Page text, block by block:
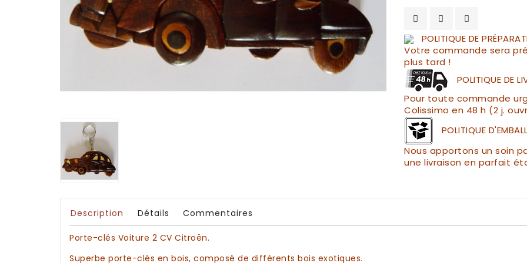
POLITIQUE DE
Votre commande sera
plus tard !
POLITIQUE DE
Pour toute commande
Colissimo en 48 h (2 j.
POLITIQUE
Nous apportons un soin
une livraison en parfait
Description Détails Commentaires
Porte-clés Voiture 2 CV Citroën.
Superbe porte-clés en bois, composé de différents bois exotiques.